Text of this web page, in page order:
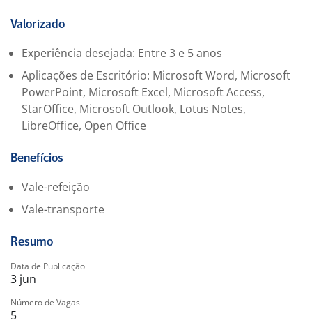
Valorizado
Experiência desejada: Entre 3 e 5 anos
Aplicações de Escritório: Microsoft Word, Microsoft
PowerPoint, Microsoft Excel, Microsoft Access,
StarOffice, Microsoft Outlook, Lotus Notes,
LibreOffice, Open Office
Benefícios
Vale-refeição
Vale-transporte
Resumo
Data de Publicação
3 jun
Número de Vagas
5